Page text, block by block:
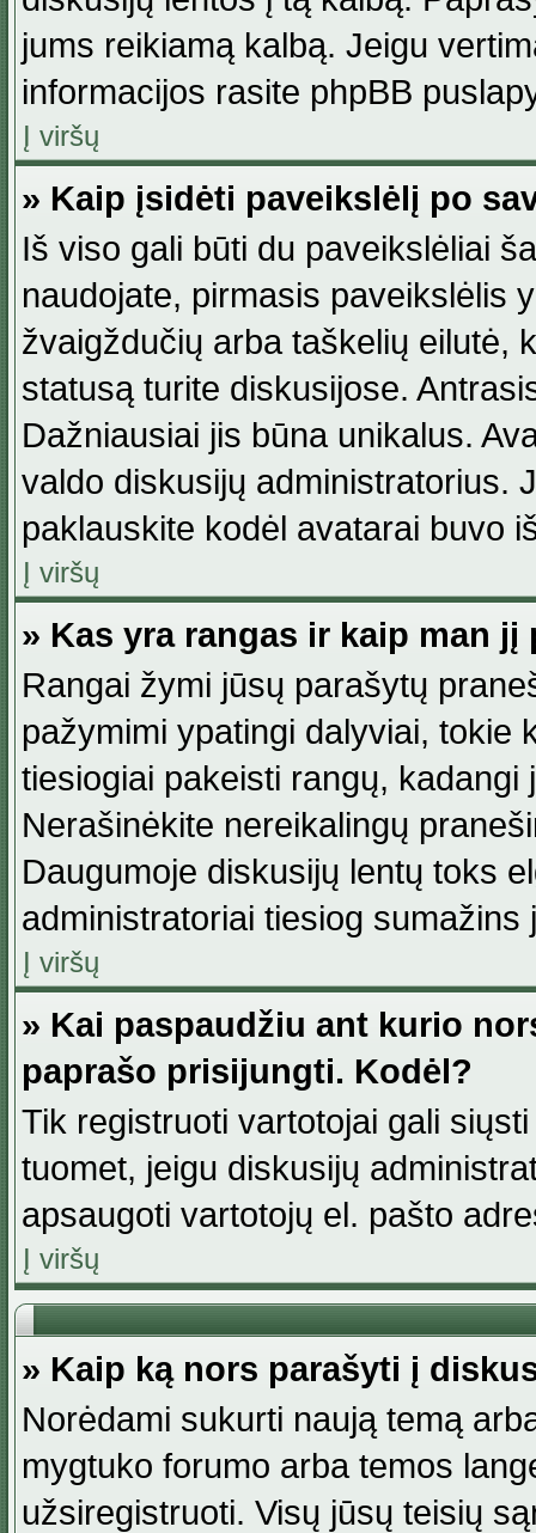
jums reikiamą kalbą. Jeigu
informacijos rasite phpBB
Į viršų
» Kaip įsidėti paveikslėlį po
Iš viso gali būti du paveikslėliai
naudojate, pirmasis paveikslėlis
žvaigždučių arba taškelių eilutė,
statusą turite diskusijose.
Dažniausiai jis būna unikalus.
valdo diskusijų administratorius.
paklauskite kodėl avatarai buvo
Į viršų
» Kas yra rangas ir kaip man jį
Rangai žymi jūsų parašytų
pažymimi ypatingi dalyviai, tokie
tiesiogiai pakeisti rangų,
Nerašinėkite nereikalingų
Daugumoje diskusijų lentų toks
administratoriai tiesiog
Į viršų
» Kai paspaudžiu ant kurio
paprašo prisijungti. Kodėl?
Tik registruoti vartotojai gali
tuomet, jeigu diskusijų
apsaugoti vartotojų el. pašto
Į viršų
» Kaip ką nors parašyti į
Norėdami sukurti naują temą
mygtuko forumo arba temos
užsiregistruoti. Visų jūsų teisių